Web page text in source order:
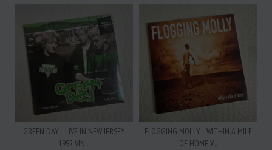
GREEN DAY - LIVE IN NEW JERSEY
1992 VINI...
FLOGGING MOLLY - WITHIN A MILE
OF HOME V...